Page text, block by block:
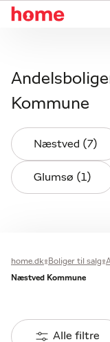
Kommune
Næstved (7)
Glumsø (1)
home.dk Boliger til salg
Næstved Kommune
Alle filtre